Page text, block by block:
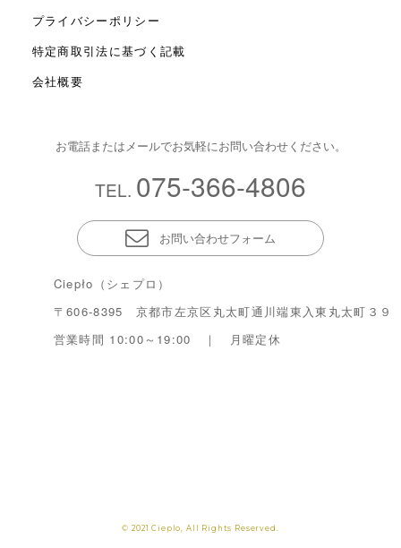
プライバシーポリシー
特定商取引法に基づく記載
会社概要
お電話またはメールでお気軽にお問い合わせください。
TEL. 075-366-4806
お問い合わせフォーム
Ciepło（シェプロ）
〒606-8395 京都市左京区丸太町通川端東入東丸太町３９
営業時間 10:00～19:00 ｜ 月曜定休
© 2021 Cieplo, All Rights Reserved.